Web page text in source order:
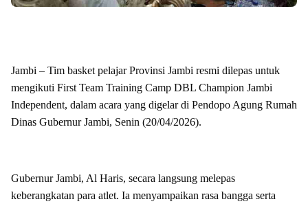
Jambi – Tim basket pelajar Provinsi Jambi resmi dilepas untuk
mengikuti First Team Training Camp DBL Champion Jambi
Independent, dalam acara yang digelar di Pendopo Agung Rumah
Dinas Gubernur Jambi, Senin (20/04/2026).
Gubernur Jambi, Al Haris, secara langsung melepas
keberangkatan para atlet. Ia menyampaikan rasa bangga serta